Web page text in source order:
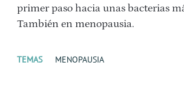
primer paso hacia unas bacterias
También en menopausia.
TEMAS MENOPAUSIA